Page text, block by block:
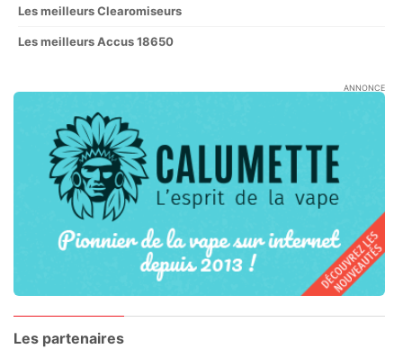
Les meilleurs Clearomiseurs
Les meilleurs Accus 18650
ANNONCE
Les partenaires